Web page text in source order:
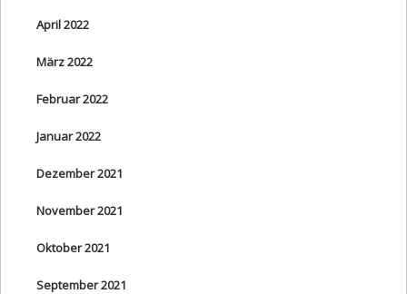
April 2022
März 2022
Februar 2022
Januar 2022
Dezember 2021
November 2021
Oktober 2021
September 2021